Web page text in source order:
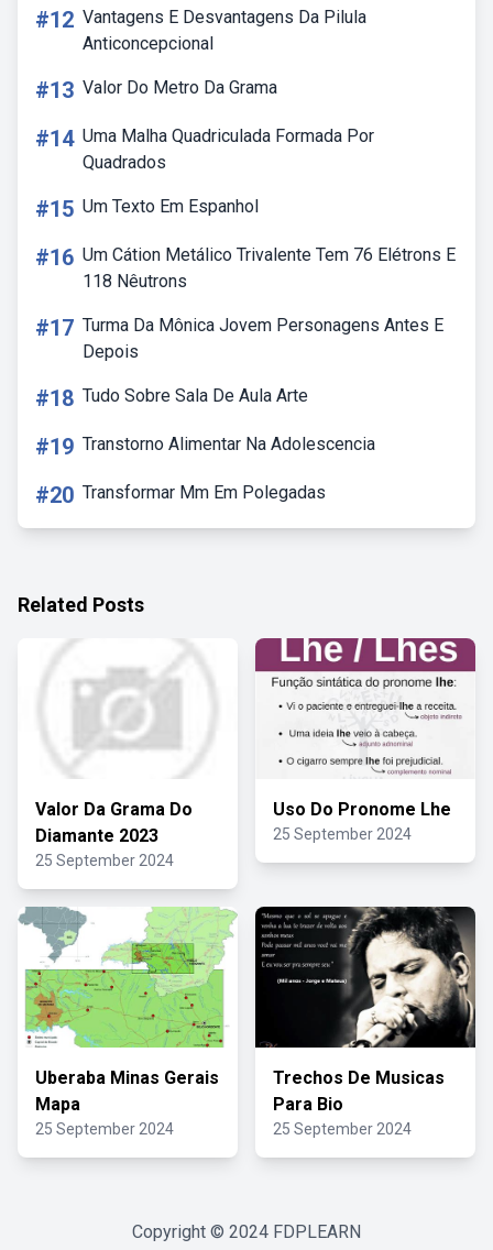
#12 Vantagens E Desvantagens Da Pilula
Anticoncepcional
#13 Valor Do Metro Da Grama
#14 Uma Malha Quadriculada Formada Por
Quadrados
#15 Um Texto Em Espanhol
#16 Um Cátion Metálico Trivalente Tem 76 Elétrons E
118 Nêutrons
#17 Turma Da Mônica Jovem Personagens Antes E
Depois
#18 Tudo Sobre Sala De Aula Arte
#19 Transtorno Alimentar Na Adolescencia
#20 Transformar Mm Em Polegadas
Related Posts
Valor Da Grama Do
Diamante 2023
25 September 2024
Uso Do Pronome Lhe
25 September 2024
Uberaba Minas Gerais
Mapa
25 September 2024
Trechos De Musicas
Para Bio
25 September 2024
Copyright © 2024 FDPLEARN